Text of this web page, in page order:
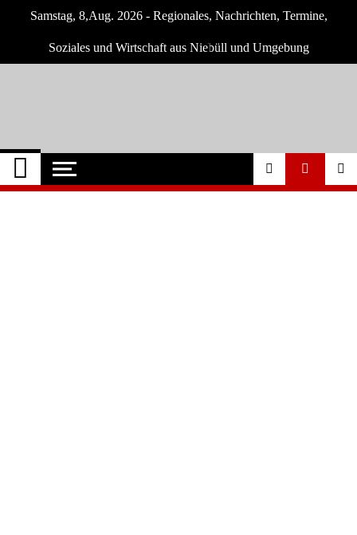
Samstag, 8,Aug. 2026 - Regionales, Nachrichten, Termine,
Soziales und Wirtschaft aus Niebüll und Umgebung
Niebüll-Online
Neuigkeiten und Nachrichten aus Niebüll
und Umgebung